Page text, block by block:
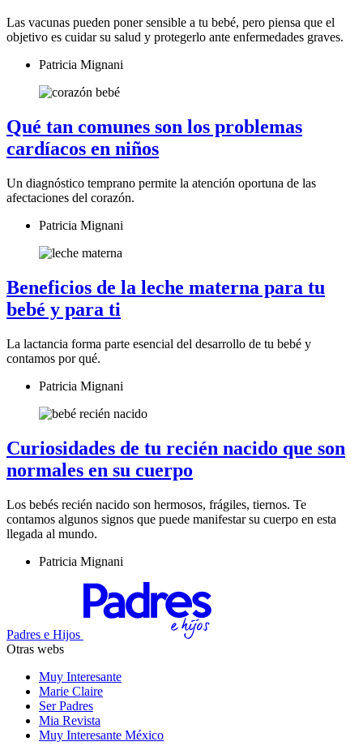
Las vacunas pueden poner sensible a tu bebé, pero piensa que el
objetivo es cuidar su salud y protegerlo ante enfermedades graves.
Patricia Mignani
Qué tan comunes son los problemas
cardíacos en niños
Un diagnóstico temprano permite la atención oportuna de las
afectaciones del corazón.
Patricia Mignani
Beneficios de la leche materna para tu
bebé y para ti
La lactancia forma parte esencial del desarrollo de tu bebé y
contamos por qué.
Patricia Mignani
Curiosidades de tu recién nacido que son
normales en su cuerpo
Los bebés recién nacido son hermosos, frágiles, tiernos. Te
contamos algunos signos que puede manifestar su cuerpo en esta
llegada al mundo.
Patricia Mignani
Padres e Hijos
Otras webs
Muy Interesante
Marie Claire
Ser Padres
Mia Revista
Muy Interesante México